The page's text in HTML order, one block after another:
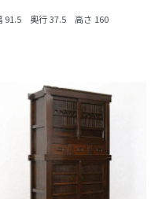
91.5 奥行 37.5 高さ 160